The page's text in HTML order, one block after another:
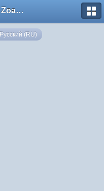
Зоантусы | Zoasfan.ru
Русский (RU)